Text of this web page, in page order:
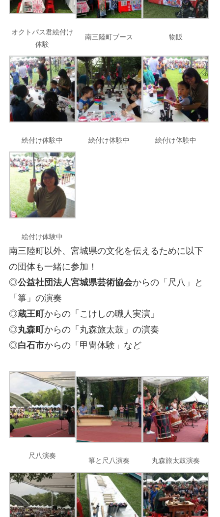
オクトパス君絵付け
体験
南三陸町ブース 物販
絵付け体験中 絵付け体験中 絵付け体験中
絵付け体験中
南三陸町以外、宮城県の文化を伝えるために以下
の団体も一緒に参加！
◎公益社団法人宮城県芸術協会からの「尺八」と
「箏」の演奏
◎蔵王町からの「こけしの職人実演」
◎丸森町からの「丸森旅太鼓」の演奏
◎白石市からの「甲冑体験」など
尺八演奏
箏と尺八演奏 丸森旅太鼓演奏